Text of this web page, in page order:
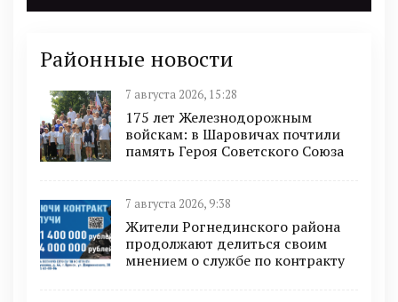
Районные новости
7 августа 2026, 15:28
175 лет Железнодорожным
войскам: в Шаровичах почтили
память Героя Советского Союза
7 августа 2026, 9:38
Жители Рогнединского района
продолжают делиться своим
мнением о службе по контракту